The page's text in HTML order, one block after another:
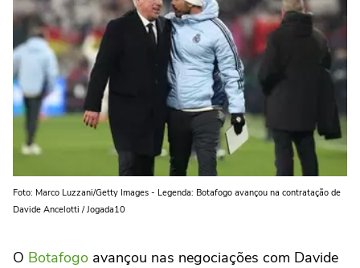
Foto: Marco Luzzani/Getty Images - Legenda: Botafogo avançou na contratação de
Davide Ancelotti / Jogada10
O Botafogo avançou nas negociações com Davide